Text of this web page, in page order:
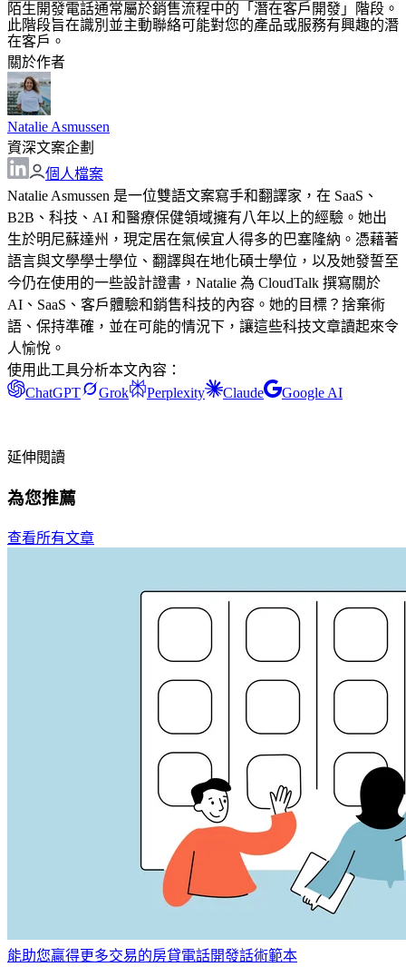
陌生開發電話通常屬於銷售流程中的「潛在客戶開發」階段。
此階段旨在識別並主動聯絡可能對您的產品或服務有興趣的潛
在客戶。
關於作者
Natalie Asmussen
資深文案企劃
個人檔案
Natalie Asmussen 是一位雙語文案寫手和翻譯家，在 SaaS、
B2B、科技、AI 和醫療保健領域擁有八年以上的經驗。她出
生於明尼蘇達州，現定居在氣候宜人得多的巴塞隆納。憑藉著
語言與文學學士學位、翻譯與在地化碩士學位，以及她發誓至
今仍在使用的一些設計證書，Natalie 為 CloudTalk 撰寫關於
AI、SaaS、客戶體驗和銷售科技的內容。她的目標？捨棄術
語、保持準確，並在可能的情況下，讓這些科技文章讀起來令
人愉悅。
使用此工具分析本文內容：
ChatGPT
Grok Perplexity Claude Google AI
延伸閱讀
為您推薦
查看所有文章
能助您贏得更多交易的房貸電話開發話術範本